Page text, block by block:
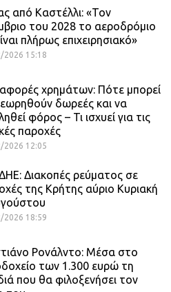
από Καστέλλι: «Τον
του 2028 το αεροδρόμιο
πλήρως επιχειρησιακό»
2026 15:18
χρημάτων: Πότε μπορεί
δωρεές και να
φόρος – Τι ισχυεί για τις
παροχές
2026 12:05
Διακοπές ρεύματος σε
της Κρήτης αύριο Κυριακή
2026 18:59
Ρονάλντο: Μέσα στο
των 1.300 ευρώ τη
που θα φιλοξενήσει τον